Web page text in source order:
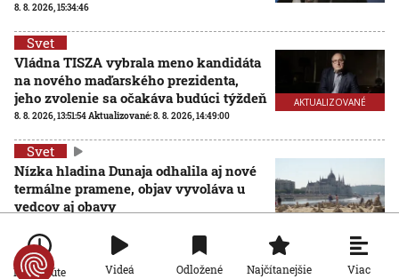
8. 8. 2026, 15:34:46
AKTUALIZOVANÉ
Svet
Vládna TISZA vybrala meno kandidáta
na nového maďarského prezidenta,
jeho zvolenie sa očakáva budúci týždeň
8. 8. 2026, 13:51:54Aktualizované:8. 8. 2026, 14:49:00
Svet
Nízka hladina Dunaja odhalila aj nové
termálne pramene, objav vyvoláva u
vedcov aj obavy
Po minúte Videá Odložené Najčítanejšie Viac